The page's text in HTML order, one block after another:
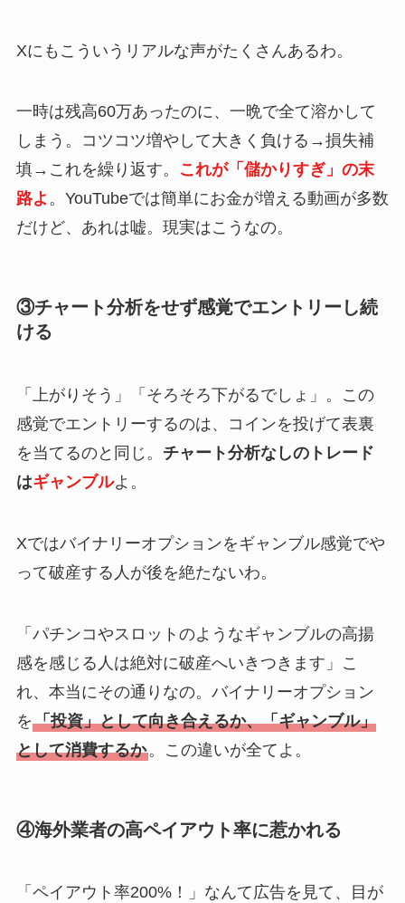
Xにもこういうリアルな声がたくさんあるわ。
一時は残高60万あったのに、一晩で全て溶かして
しまう。コツコツ増やして大きく負ける→損失補
填→これを繰り返す。
これが「儲かりすぎ」の末
路よ 。YouTubeでは簡単にお金が増える動画が多数
だけど、あれは嘘。現実はこうなの。
③チャート分析をせず感覚でエントリーし続
ける
「上がりそう」「そろそろ下がるでしょ」。この
感覚でエントリーするのは、コインを投げて表裏
を当てるのと同じ。 チャート分析なしのトレード
はギャンブルよ。
Xではバイナリーオプションをギャンブル感覚でや
って破産する人が後を絶たないわ。
「パチンコやスロットのようなギャンブルの高揚
感を感じる人は絶対に破産へいきつきます」こ
れ、本当にその通りなの。バイナリーオプション
を「投資」として向き合えるか、「ギャンブル」
として消費するか。この違いが全てよ。
④海外業者の高ペイアウト率に惹かれる
「ペイアウト率200%！」なんて広告を見て、目が